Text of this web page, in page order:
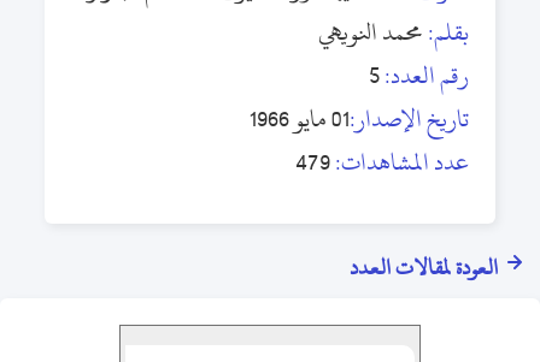
بقلم:محمد النويهي
رقم العدد:5
تاريخ الإصدار:01 مايو 1966
عدد المشاهدات:479
العودة لمقالات العدد